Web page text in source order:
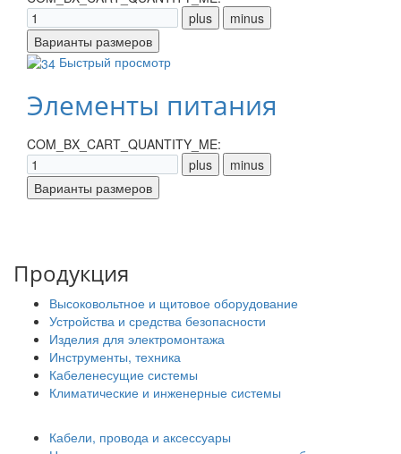
Быстрый просмотр
Элементы питания
COM_BX_CART_QUANTITY_ME:
Продукция
Высоковольтное и щитовое оборудование
Устройства и средства безопасности
Изделия для электромонтажа
Инструменты, техника
Кабеленесущие системы
Климатические и инженерные системы
Кабели, провода и аксессуары